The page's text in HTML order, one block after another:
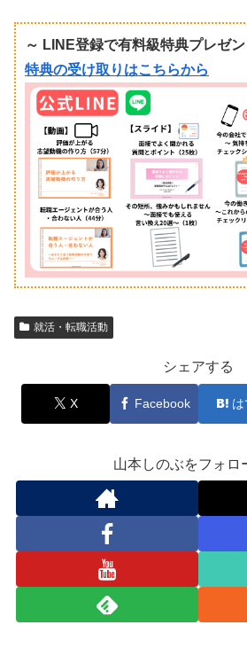
～ LINE登録で有料級特典プレゼン
特典の受け取りはこちらから
就活・転職活動
シェアする
X Facebook
山本しのぶをフォロ